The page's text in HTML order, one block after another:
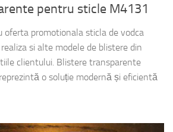
pentru sticle M4131
oferta promotionala sticla de vodca
si alte modele de blistere din
clientului. Blistere transparente
o soluție modernă și eficientă